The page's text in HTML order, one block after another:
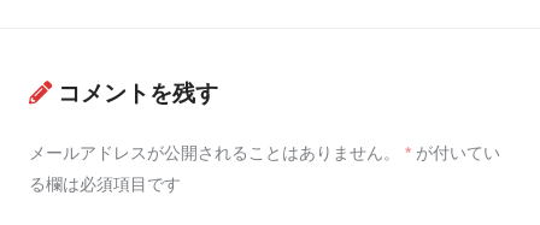
コメントを残す
メールアドレスが公開されることはありません。 * が付いてい
る欄は必須項目です